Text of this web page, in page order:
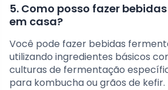
5. Como posso fazer
em casa?
Você pode fazer bebidas
utilizando ingredientes básicos
culturas de fermentação
para kombucha ou grãos de kefir.